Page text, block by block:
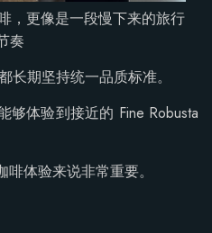
，更像是一段慢下来的旅行
奏
长期坚持统一品质标准。
体验到接近的 Fine Robusta
体验来说非常重要。